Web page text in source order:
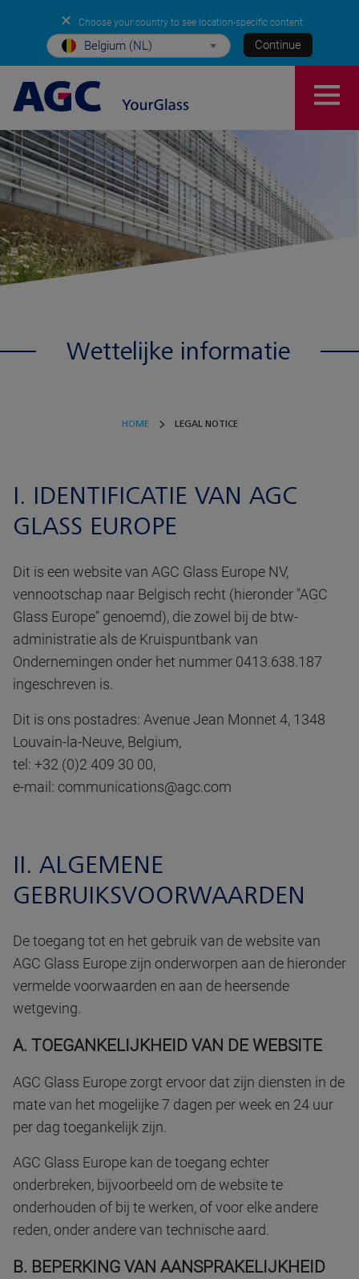
✕ Choose your country to see location-specific content
Belgium (NL) Continue
Wettelijke informatie
HOME LEGAL NOTICE
I. IDENTIFICATIE VAN AGC
GLASS EUROPE
Dit is een website van AGC Glass Europe NV,
vennootschap naar Belgisch recht (hieronder "AGC
Glass Europe" genoemd), die zowel bij de btw-
administratie als de Kruispuntbank van
Ondernemingen onder het nummer 0413.638.187
ingeschreven is.
Dit is ons postadres: Avenue Jean Monnet 4, 1348
Louvain-la-Neuve, Belgium,
tel: +32 (0)2 409 30 00,
e-mail: communications@agc.com
II. ALGEMENE
GEBRUIKSVOORWAARDEN
De toegang tot en het gebruik van de website van
AGC Glass Europe zijn onderworpen aan de hieronder
vermelde voorwaarden en aan de heersende
wetgeving.
A. TOEGANKELIJKHEID VAN DE WEBSITE
AGC Glass Europe zorgt ervoor dat zijn diensten in de
mate van het mogelijke 7 dagen per week en 24 uur
per dag toegankelijk zijn.
AGC Glass Europe kan de toegang echter
onderbreken, bijvoorbeeld om de website te
onderhouden of bij te werken, of voor elke andere
reden, onder andere van technische aard.
B. BEPERKING VAN AANSPRAKELIJKHEID